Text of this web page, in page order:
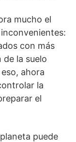
mucho el
con más
la suelo
ahora
la
el
puede